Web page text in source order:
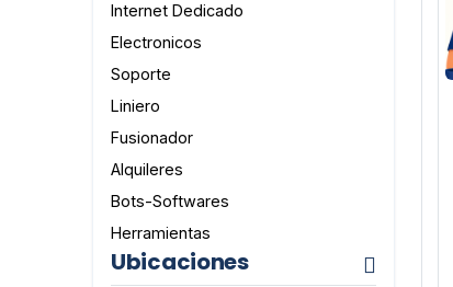
Internet Dedicado
Electronicos
Soporte
Liniero
Fusionador
Alquileres
Bots-Softwares
Herramientas
Ubicaciones